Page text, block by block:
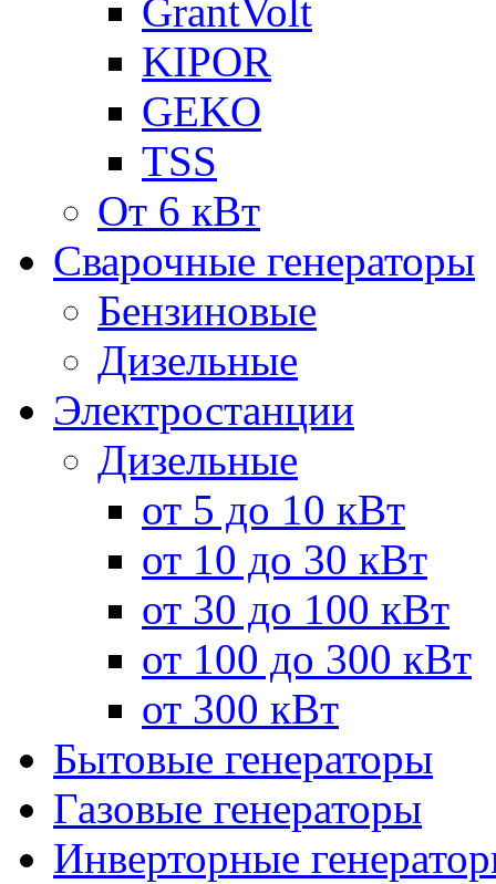
GrantVolt
KIPOR
GEKO
TSS
От 6 кВт
Сварочные генераторы
Бензиновые
Дизельные
Электростанции
Дизельные
от 5 до 10 кВт
от 10 до 30 кВт
от 30 до 100 кВт
от 100 до 300 кВт
от 300 кВт
Бытовые генераторы
Газовые генераторы
Инверторные